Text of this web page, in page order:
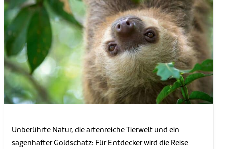
Unberührte Natur, die artenreiche Tierwelt und ein
sagenhafter Goldschatz: Für Entdecker wird die Reise